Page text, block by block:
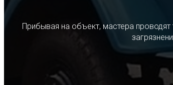
Прибывая на объект, мастера